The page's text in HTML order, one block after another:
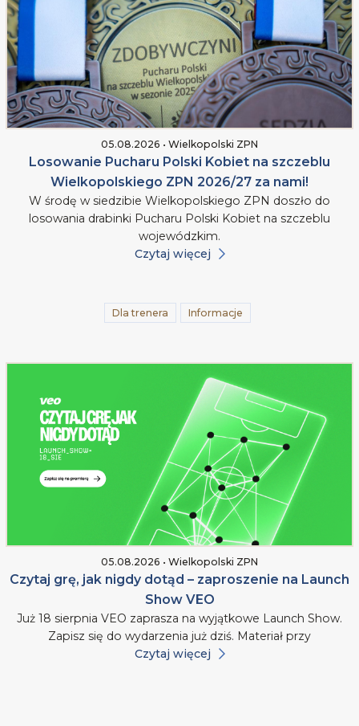
05.08.2026 • Wielkopolski ZPN
Losowanie Pucharu Polski Kobiet na szczeblu
Wielkopolskiego ZPN 2026/27 za nami!
W środę w siedzibie Wielkopolskiego ZPN doszło do
losowania drabinki Pucharu Polski Kobiet na szczeblu
wojewódzkim.
Czytaj więcej
Dla trenera Informacje
05.08.2026 • Wielkopolski ZPN
Czytaj grę, jak nigdy dotąd – zaproszenie na Launch
Show VEO
Już 18 sierpnia VEO zaprasza na wyjątkowe Launch Show.
Zapisz się do wydarzenia już dziś. Materiał przy
Czytaj więcej